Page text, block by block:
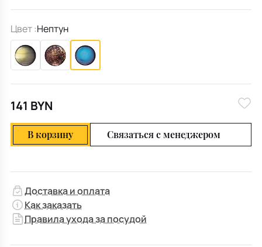
Цвет :Нептун
141 BYN
В корзину Связаться с менеджером
Доставка и оплата
Как заказать
Правила ухода за посудой